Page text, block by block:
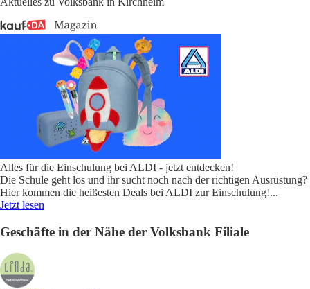
Alles für die Einschulung bei ALDI - jetzt entdecken!
Die Schule geht los und ihr sucht noch nach der richtigen Ausrüstung?
Hier kommen die heißesten Deals bei ALDI zur Einschulung!...
Jetzt lesen
Geschäfte in der Nähe der Volksbank Filiale